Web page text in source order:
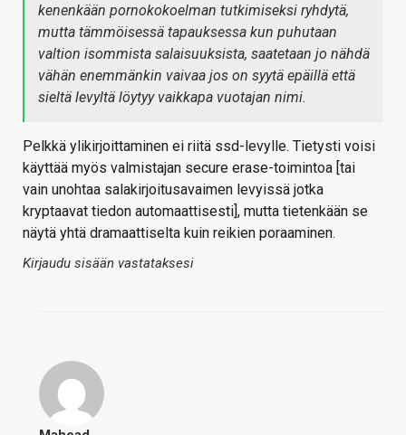
kenenkään pornokokoelman tutkimiseksi ryhdytä,
mutta tämmöisessä tapauksessa kun puhutaan
valtion isommista salaisuuksista, saatetaan jo nähdä
vähän enemmänkin vaivaa jos on syytä epäillä että
sieltä levyltä löytyy vaikkapa vuotajan nimi.
Pelkkä ylikirjoittaminen ei riitä ssd-levylle. Tietysti voisi
käyttää myös valmistajan secure erase-toimintoa [tai
vain unohtaa salakirjoitusavaimen levyissä jotka
kryptaavat tiedon automaattisesti], mutta tietenkään se
näytä yhtä dramaattiselta kuin reikien poraaminen.
Kirjaudu sisään vastataksesi